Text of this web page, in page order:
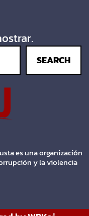
SEARCH
es una organización
y la violencia